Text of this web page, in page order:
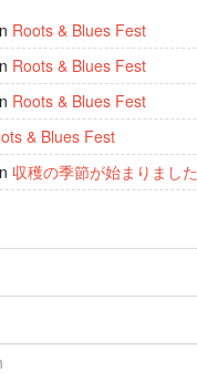
Roots & Blues Fest
Roots & Blues Fest
Roots & Blues Fest
& Blues Fest
収穫の季節が始まりました